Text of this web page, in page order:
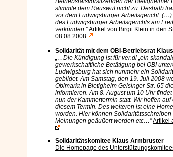
stimmte dem Rauswuf nicht zu. Deshalb
vor dem Ludwigsburger Arbeitsgericht.
des Ludwigsburger Arbeitsgerichts am
verkünden."Artikel von Birgit Klein in den
08.08.2008
Solidarität mit dem OBI-Betriebsrat
„…Die Kündigung ist für ver.di „ein
gewerkschaftliche Betätigung bei OBI
Ludwigsburg hat sich nunmehr ein
gebildet. Am Samstag, den 19. Juli 2008
Obimarkt in Bietigheim Geisinger Str. 65
informieren. Am 8. August um 10 Uhr
nun der Kammertermin statt. Wir hoffen
diesem Termin. Des weiteren ist eine
worden. Hier können
Meinungen geäußert werden etc…“Artikel
Solidaritätskomitee Klaus Armbruster
Die Homepage des